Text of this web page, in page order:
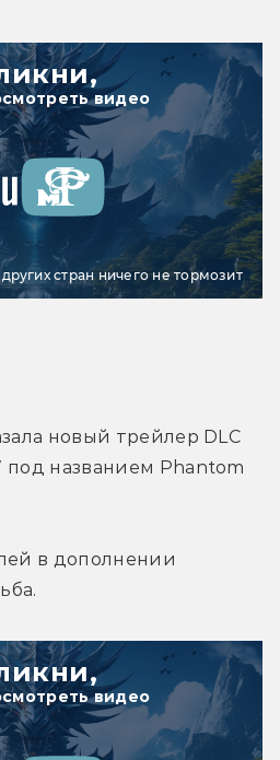
видео
стран ничего не тормозит
новый трейлер DLC
названием Phantom
в дополнении
видео